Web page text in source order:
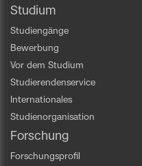
Studium
Studiengänge
Bewerbung
Vor dem Studium
Studierendenservice
Internationales
Studienorganisation
Forschung
Forschungsprofil